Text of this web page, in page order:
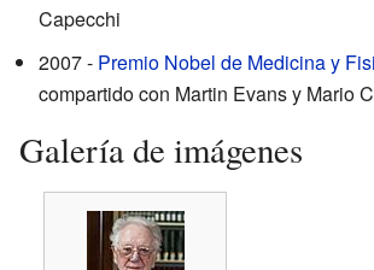
Capecchi
2007 - Premio Nobel de Medicina y
compartido con Martin Evans y Mario
Galería de imágenes